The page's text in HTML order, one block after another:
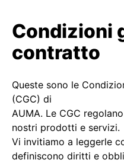
Condizioni
contratto
Queste sono le
(CGC) di
AUMA. Le CGC
nostri prodotti e servizi.
Vi invitiamo a leggerle
definiscono diritti e